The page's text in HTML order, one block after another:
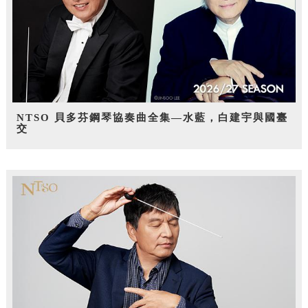
NTSO 貝多芬鋼琴協奏曲全集—水藍，白建宇與國臺
交